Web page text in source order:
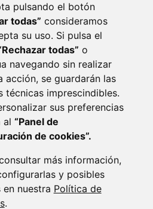
pulsando el botón
todas” consideramos
su uso. Si pulsa el
todas” o
navegando sin realizar
acción, se guardarán las
técnicas imprescindibles.
sus preferencias
al “Panel de
de cookies”.
más información,
y posibles
en nuestra Política de
.
LEGAL
DE DATOS
DE COOKIES
ENLACE EXTERNO AL